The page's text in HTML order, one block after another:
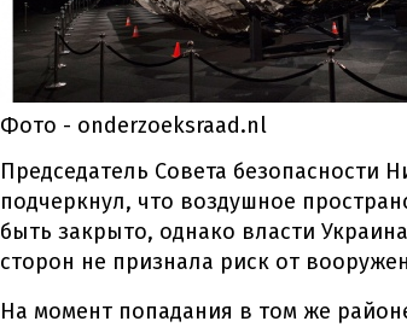
Фото - onderzoeksraad.nl
Председатель Совета безопасности
подчеркнул, что воздушное
быть закрыто, однако власти
сторон не признала риск от
На момент попадания в том же